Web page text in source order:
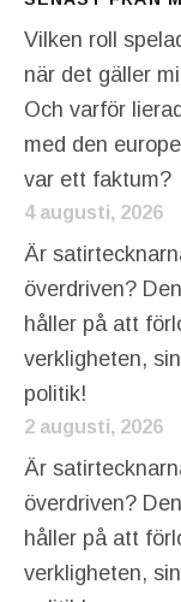
Vilken roll
när det gäller
Och varför
med den
var ett faktum?
4 augusti, 2026
Är
överdriven?
håller på att
verkligheten,
politik!
2 augusti, 2026
Är
överdriven?
håller på att
verkligheten,